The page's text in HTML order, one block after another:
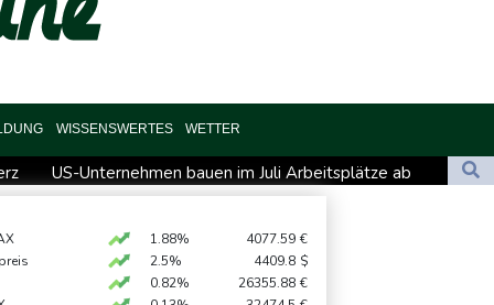
WISSENSWERTES WETTER
US-Unternehmen bauen im Juli Arbeitsplätze ab
hinter Falschvideo zu Merz-Rücktritt
in Leipzig
1.88% 4077.59 €
2.5% 4409.8 $
0.82% 26355.88 €